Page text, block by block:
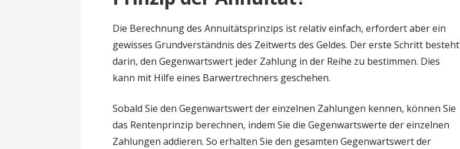
Die Berechnung des Annuitätsprinzips ist relativ einfach, erfordert aber ein
gewisses Grundverständnis des Zeitwerts des Geldes. Der erste Schritt besteht
darin, den Gegenwartswert jeder Zahlung in der Reihe zu bestimmen. Dies
kann mit Hilfe eines Barwertrechners geschehen.
Sobald Sie den Gegenwartswert der einzelnen Zahlungen kennen, können Sie
das Rentenprinzip berechnen, indem Sie die Gegenwartswerte der einzelnen
Zahlungen addieren. So erhalten Sie den gesamten Gegenwartswert der